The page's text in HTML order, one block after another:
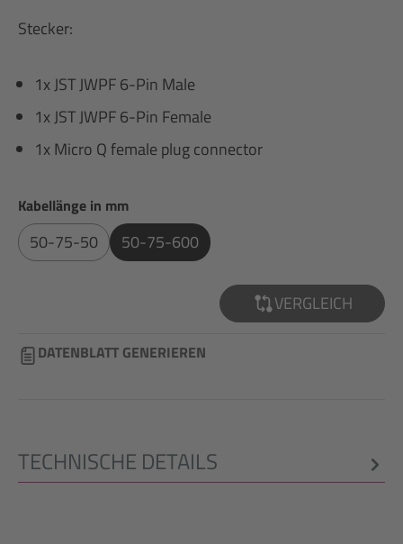
Stecker:
1x JST JWPF 6-Pin Male
1x JST JWPF 6-Pin Female
1x Micro Q female plug connector
Kabellänge in mmauswählen
50-75-50 50-75-600
VERGLEICH
DATENBLATT GENERIEREN
TECHNISCHE DETAILS